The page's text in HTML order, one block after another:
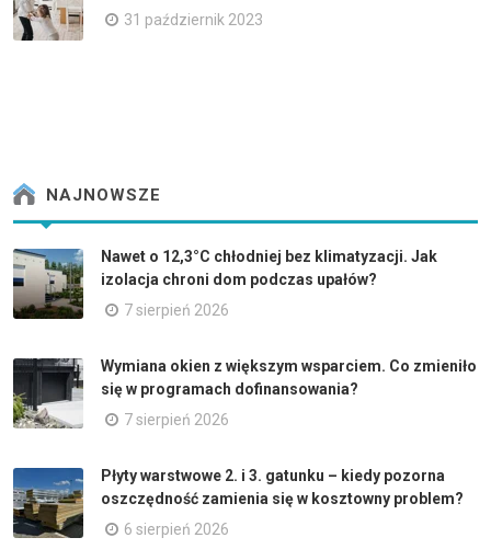
31 październik 2023
NAJNOWSZE
Nawet o 12,3°C chłodniej bez klimatyzacji. Jak
izolacja chroni dom podczas upałów?
7 sierpień 2026
Wymiana okien z większym wsparciem. Co zmieniło
się w programach dofinansowania?
7 sierpień 2026
Płyty warstwowe 2. i 3. gatunku – kiedy pozorna
oszczędność zamienia się w kosztowny problem?
6 sierpień 2026